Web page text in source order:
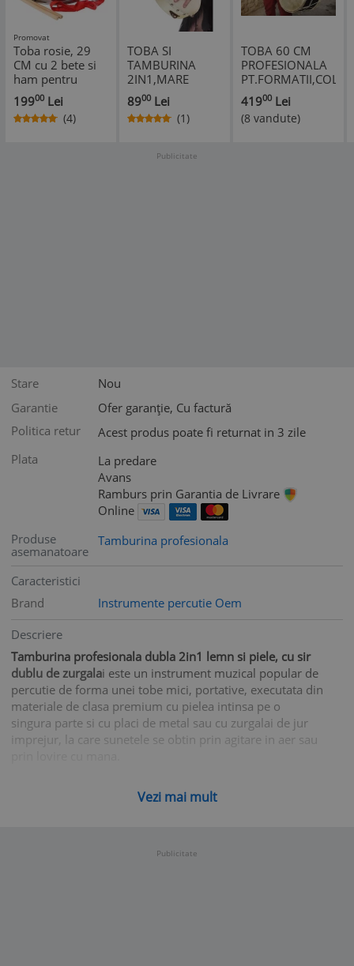
Promovat
Toba rosie, 29
CM cu 2 bete si
ham pentru
fanfare galerii
sportive
colindatori
19900 Lei
(4)
TOBA SI
TAMBURINA
2IN1,MARE
30CM,CU
ZURGALAI
PENTRU
8900 Lei
(1)
TOBA 60 CM
PROFESIONALA
SPORTIVE+2
BETE+HAM
INCLUS
41900 Lei
(8 vandute)
Publicitate
Stare
Nou
Garantie
Ofer garanție, Cu factură
Politica retur
Acest produs poate fi returnat in 3 zile
Plata
La predare
Avans
Ramburs prin Garantia de Livrare
Online
Produse
asemanatoare
Tamburina profesionala
Caracteristici
Brand
Instrumente percutie Oem
Descriere
Tamburina profesionala dubla 2in1 lemn si piele, cu sir
dublu de zurgalai este un instrument muzical popular de
percutie de forma unei tobe mici, portative, executata din
materiale de clasa premium cu pielea intinsa pe o
singura parte si cu placi de metal sau cu zurgalai de jur
imprejur, la care sunetele se obtin prin agitare in aer sau
functiile uneia reale, adaptata pentru a se potrivi copiilor
Caracteristici generale Tamburină cu clopoţei pentru
Vezi mai mult
Publicitate